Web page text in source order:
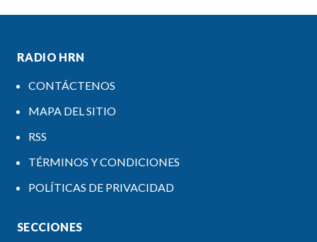
RADIO HRN
CONTÁCTENOS
MAPA DEL SITIO
RSS
TÉRMINOS Y CONDICIONES
POLÍTICAS DE PRIVACIDAD
SECCIONES